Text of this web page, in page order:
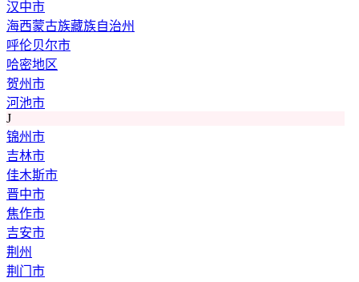
汉中市
海西蒙古族藏族自治州
呼伦贝尔市
哈密地区
贺州市
河池市
J
锦州市
吉林市
佳木斯市
晋中市
焦作市
吉安市
荆州
荆门市